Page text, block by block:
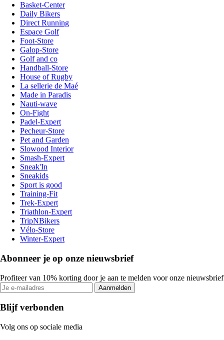
Basket-Center
Daily Bikers
Direct Running
Espace Golf
Foot-Store
Galop-Store
Golf and co
Handball-Store
House of Rugby
La sellerie de Maé
Made in Paradis
Nauti-wave
On-Fight
Padel-Expert
Pecheur-Store
Pet and Garden
Slowood Interior
Smash-Expert
Sneak'In
Sneakids
Sport is good
Training-Fit
Trek-Expert
Triathlon-Expert
TripNBikers
Vélo-Store
Winter-Expert
Abonneer je op onze nieuwsbrief
Profiteer van 10% korting door je aan te melden voor onze nieuwsbrief
Aanmelden
Blijf verbonden
Volg ons op sociale media